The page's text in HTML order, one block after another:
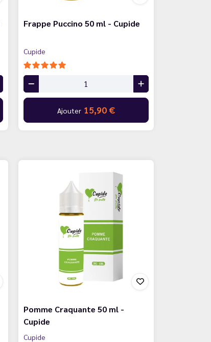
Frappe Puccino 50 ml - Cupide
Cupide
Ajouter 15,90 €
Pomme Craquante 50 ml -
Cupide
Cupide